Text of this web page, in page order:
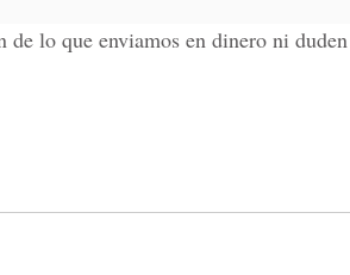
de lo que enviamos en dinero ni duden